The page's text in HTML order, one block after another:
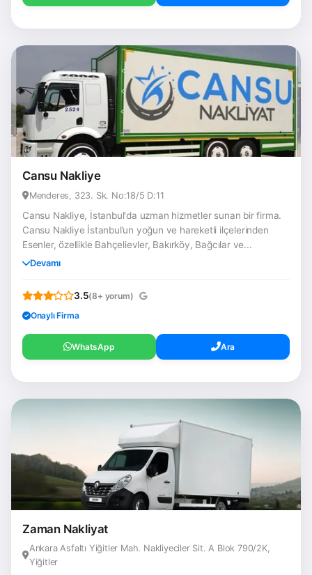
Cansu Nakliye
Menderes, 323. Sk. No:18/5 D:11
Cansu Nakliye, İstanbul'da uzman hizmetler sunan bir firma.
Cansu Nakliye İstanbul’un yoğun ve hareketli ilçelerinden
Esenler, özellikle Bahçelievler, Bakırköy, Bağcılar ve...
Devamı
3.5(8+ yorum)
Onaylı Firma
WhatsApp Ara
Zaman Nakliyat
Ankara Asfaltı Yiğitler Mah. Nakliyeciler Sit. A Blok 790/2K,
Yiğitler